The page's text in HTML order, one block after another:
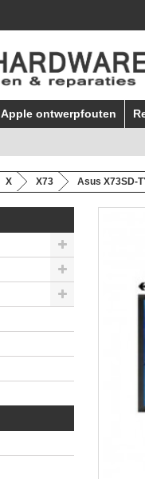
Apple ontwerpfouten
X X73 Asus X73SD-